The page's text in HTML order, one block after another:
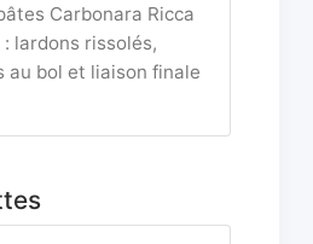
Carbonara Ricca
lardons rissolés,
au bol et liaison finale